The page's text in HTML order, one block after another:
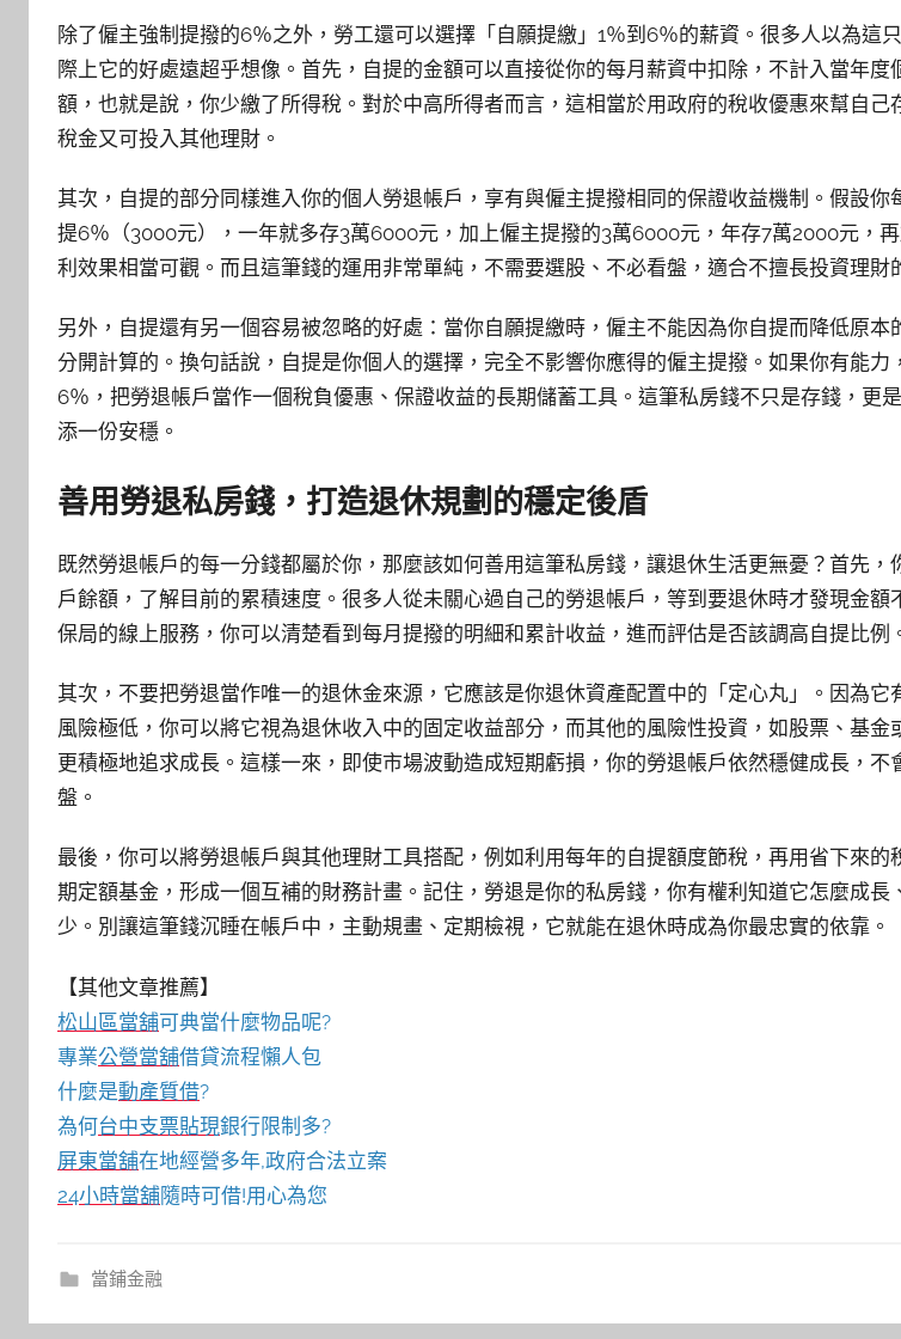
除了僱主強制提撥的6％之外，勞工還可以選擇「自願提繳」1％到6％的薪資。很多人以為這
際上它的好處遠超乎想像。首先，自提的金額可以直接從你的每月薪資中扣除，不計入當年度
額，也就是說，你少繳了所得稅。對於中高所得者而言，這相當於用政府的稅收優惠來幫自己
稅金又可投入其他理財。
其次，自提的部分同樣進入你的個人勞退帳戶，享有與僱主提撥相同的保證收益機制。假設你
提6％（3000元），一年就多存3萬6000元，加上僱主提撥的3萬6000元，年存7萬2000元，
利效果相當可觀。而且這筆錢的運用非常單純，不需要選股、不必看盤，適合不擅長投資理財
另外，自提還有另一個容易被忽略的好處：當你自願提繳時，僱主不能因為你自提而降低原本
分開計算的。換句話說，自提是你個人的選擇，完全不影響你應得的僱主提撥。如果你有能力
6％，把勞退帳戶當作一個稅負優惠、保證收益的長期儲蓄工具。這筆私房錢不只是存錢，更
添一份安穩。
善用勞退私房錢，打造退休規劃的穩定後盾
既然勞退帳戶的每一分錢都屬於你，那麼該如何善用這筆私房錢，讓退休生活更無憂？首先，
戶餘額，了解目前的累積速度。很多人從未關心過自己的勞退帳戶，等到要退休時才發現金額
保局的線上服務，你可以清楚看到每月提撥的明細和累計收益，進而評估是否該調高自提比例
其次，不要把勞退當作唯一的退休金來源，它應該是你退休資產配置中的「定心丸」。因為它
風險極低，你可以將它視為退休收入中的固定收益部分，而其他的風險性投資，如股票、基金
更積極地追求成長。這樣一來，即使市場波動造成短期虧損，你的勞退帳戶依然穩健成長，不
盤。
最後，你可以將勞退帳戶與其他理財工具搭配，例如利用每年的自提額度節稅，再用省下來的
期定額基金，形成一個互補的財務計畫。記住，勞退是你的私房錢，你有權利知道它怎麼成長
少。別讓這筆錢沉睡在帳戶中，主動規畫、定期檢視，它就能在退休時成為你最忠實的依靠。
【其他文章推薦】
松山區當舖可典當什麼物品呢?
專業公營當舖借貸流程懶人包
什麼是動產質借?
為何台中支票貼現銀行限制多?
屏東當舖在地經營多年,政府合法立案
24小時當舖隨時可借!用心為您
當鋪金融